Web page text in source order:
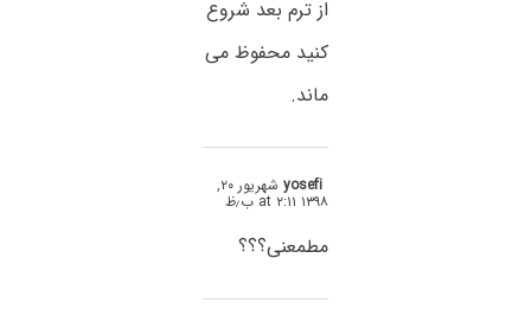
از ترم بعد شروع
کنید محفوظ می
ماند.
yosefi شهریور ۲۰,
۱۳۹۸ at ۲:۱۱ ب٫ظ
مطمعنی؟؟؟